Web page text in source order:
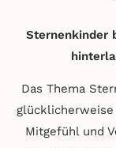
Sternenkinder
Das Thema
Mitgefühl und